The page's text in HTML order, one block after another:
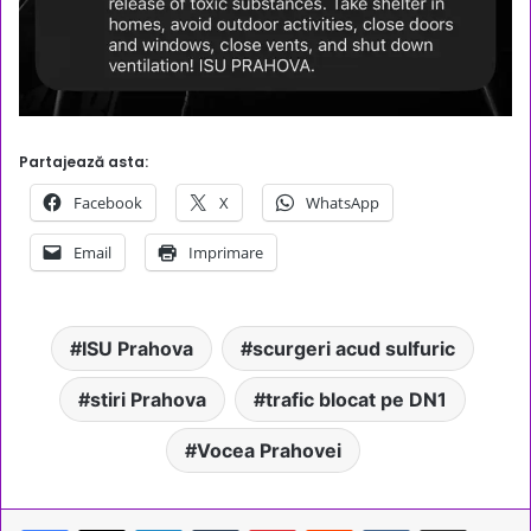
Partajează asta:
Facebook X WhatsApp
Email Imprimare
ISU Prahova scurgeri acud sulfuric
stiri Prahova trafic blocat pe DN1
Vocea Prahovei